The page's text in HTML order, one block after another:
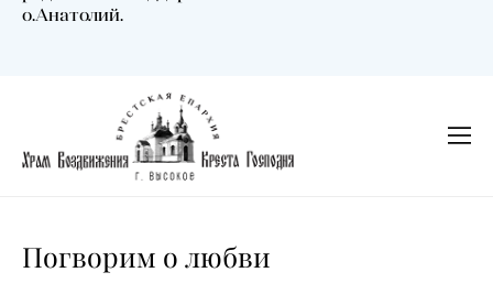
о.Анатолий.
Погворим о любви